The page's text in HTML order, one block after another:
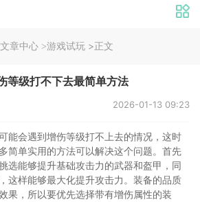
章中心 >游戏试玩 >正文
等级打不下去最简单方法
2026-01-13 09:23
能会遇到增伤等级打不上去的情况，这时
简单实用的方法可以解决这个问题。首先
选能够提升基础攻击力的武器和盔甲，同
这样能够最大化提升攻击力。装备的品质
果，所以要优先选择带有增伤属性的装